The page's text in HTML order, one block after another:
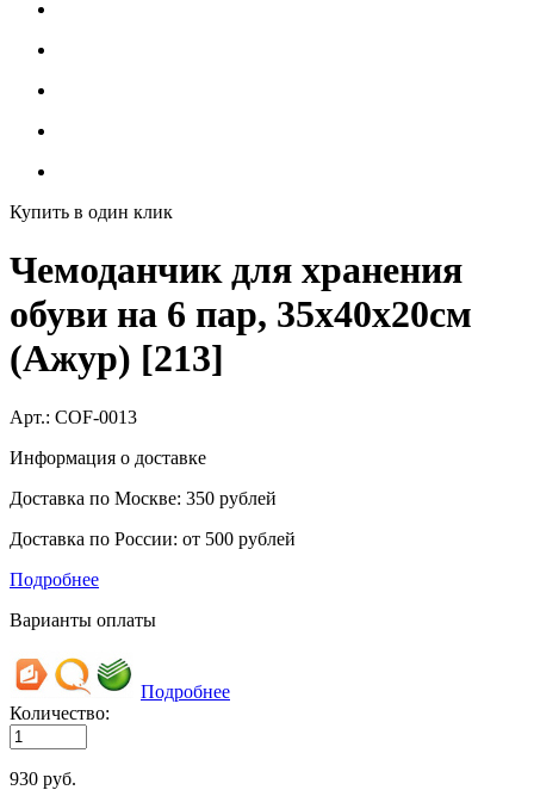
Купить в один клик
Чемоданчик для хранения
обуви на 6 пар, 35х40х20см
(Ажур) [213]
Арт.: COF-0013
Информация о доставке
Доставка по Москве: 350 рублей
Доставка по России: от 500 рублей
Подробнее
Варианты оплаты
Подробнее
Количество:
930 руб.